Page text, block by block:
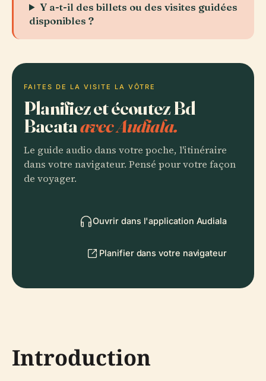
Y a-t-il des billets ou des visites guidées
disponibles ?
FAITES DE LA VISITE LA VÔTRE
Planifiez et écoutez Bd
Bacataavec Audiala.
Le guide audio dans votre poche, l'itinéraire
dans votre navigateur. Pensé pour votre façon
de voyager.
Ouvrir dans l'application Audiala
Planifier dans votre navigateur
Introduction